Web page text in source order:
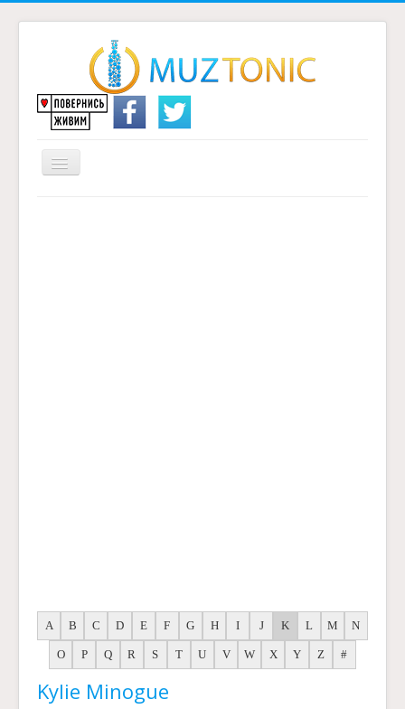
Перемикач
навігації
A B C D E F G H I J K L M N
O P Q R S T U V W X Y Z #
Kylie Minogue